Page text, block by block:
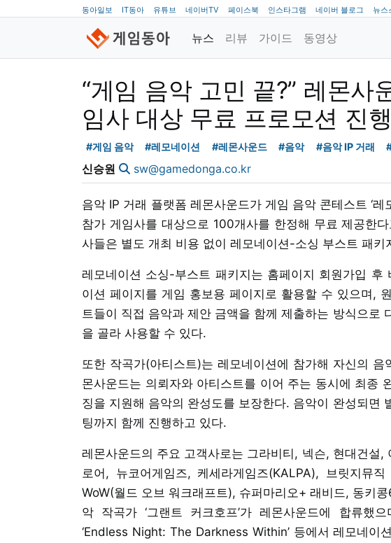
동아일보 IT동아 유튜브 네이버TV 페이스북 인스타그램 네이버 블로그 뉴스
뉴스 리뷰 가이드 동영상
“게임 음악 고민 끝?” 레몬사
임사 대상 무료 프로모션 진행
#게임 음악 #레모네이션 #레몬사운드 #음악 #음악 IP 거래
신승원 sw@gamedonga.co.kr
음악 IP 거래 플랫폼 레몬사운드가 게임 음악 콘테스트 ‘
참가 게임사를 대상으로 100개사를 한정해 무료 제공한
사들은 별도 개최 비용 없이 레모네이션-소싱 부스트 패키
레모네이션 소싱-부스트 패키지는 홈페이지 회원가입
이션 페이지를 게임 홍보용 페이지로 활용할 수 있으며,
트들이 직접 음악과 제안 금액을 함께 제출하는 방식으로
을 골라 사용할 수 있다.
또한 작곡가(아티스트)는 레모네이션에 참가해 자신의
몬사운드는 의뢰자와 아티스트를 이어 주는 동시에 최종
징을 지원해 음악의 완성도를 보장한다. 음악이 완성되면
팅까지 함께 진행하고 있다.
레몬사운드의 주요 고객사로는 그라비티, 넥슨, 현대건설,
로어, 뉴코어게임즈, 케세라게임즈(KALPA), 브릿지뮤
WoW(월드 오브 워크래프트), 슈퍼마리오+ 래비드, 동키
악 작곡가 ‘그랜트 커크호프’가 레몬사운드에 합류했
‘Endless Night: The Darkness Within’ 등에서 레모네이